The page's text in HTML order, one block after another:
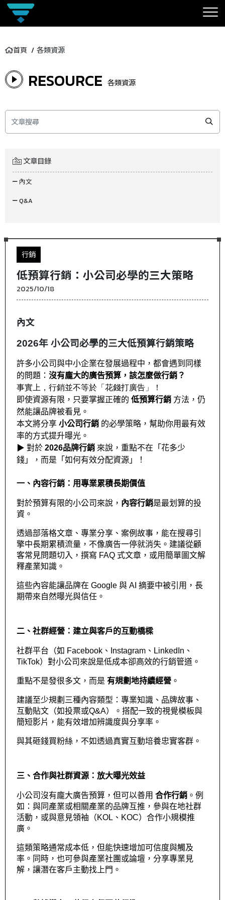
首頁 各類資源
RESOURCE 各類資源
文章目錄
內文
Q&A
行銷
低預算行銷：小公司必學的三大策略
2025/10/18
內文
2026年 小公司必學的三大低預算行銷策略
許多小公司與中小企業在發展過程中，都會遇到同樣
的問題： 沒有龐大的廣告預算，該怎麼做行銷？
事實上，行銷並不等於「花錢打廣告」！
即使資源有限，只要掌握正確的 低預算行銷 方法，仍
然能讓品牌被看見。
本文將分享 小公司行銷 的必學策略，幫助你用最有效
率的方式提升曝光。
▶ 對於 2026品牌行銷 來說，重點不在「花多少
錢」，而是「如何有效分配資源」！
一、內容行銷：用專業累積長期價值
對於預算有限的小公司來說， 內容行銷是最划算的投
資。
透過部落格文章、專業分享、案例故事，能在搜尋引
擎中長期累積流量，不像廣告一停就消失。建議從顧
客常見問題切入，撰寫 FAQ 式文章，或用簡單圖文解
釋產業知識。
這些內容能讓品牌在 Google 與 AI 摘要中被引用，長
期帶來自然曝光與信任。
二、社群經營：建立與客戶的互動橋樑
社群平台（如 Facebook、Instagram、LinkedIn、
TikTok）對小公司來說是低成本卻高效的行銷管道。
重點不是發很多文，而是 有規劃地持續經營。
建議至少規劃三種內容類型：專業知識、品牌故事、
互動貼文（如投票或Q&A）。搭配一致的視覺模板與
簡短影片，能有效增加辨識度與分享率。
與其砸錢買粉絲，不如透過真實互動培養忠實客群。
三、合作與社群資源：放大曝光效益
小公司沒有龐大廣告預算，但可以善用 合作行銷。例
如：與同產業或相關產業的品牌互推，參與在地社群
活動，或與意見領袖（KOL、KOC）合作小規模推
廣。
這類策略通常成本低，但能快速增加可信度與觸及
率。同時，也可參與產業社團或論壇，分享專業見
解，讓潛在客戶主動找上門。